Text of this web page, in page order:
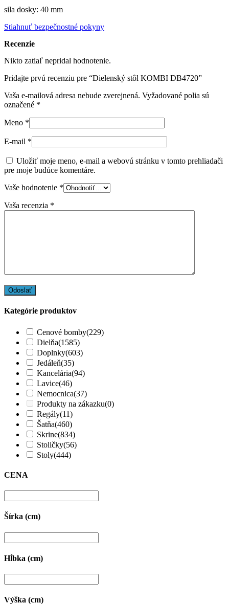
sila dosky: 40 mm
Stiahnuť bezpečnostné pokyny
Recenzie
Nikto zatiaľ nepridal hodnotenie.
Pridajte prvú recenziu pre “Dielenský stôl KOMBI DB4720”
Vaša e-mailová adresa nebude zverejnená. Vyžadované polia sú
označené *
Meno *
E-mail *
Uložiť moje meno, e-mail a webovú stránku v tomto prehliadači
pre moje budúce komentáre.
Vaše hodnotenie *
Vaša recenzia *
Kategórie produktov
Cenové bomby(229)
Dielňa(1585)
Doplnky(603)
Jedáleň(35)
Kancelária(94)
Lavice(46)
Nemocnica(37)
Produkty na zákazku(0)
Regály(11)
Šatňa(460)
Skrine(834)
Stoličky(56)
Stoly(444)
CENA
Šírka (cm)
Hĺbka (cm)
Výška (cm)